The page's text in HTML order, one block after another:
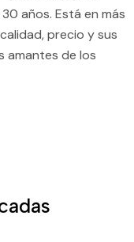
años. Está en más
precio y sus
amantes de los